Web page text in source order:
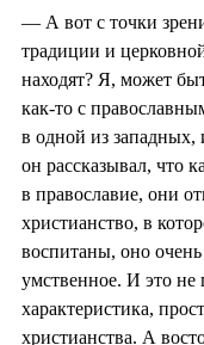
— А вот с точки
традиции и
находят? Я, может
как-то с
в одной из западных,
он рассказывал, что
в православие, они
христианство, в
воспитаны, оно
умственное. И это не
характеристика,
христианства. А